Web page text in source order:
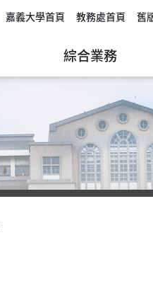
嘉義大學首頁 教務處首頁 舊
綜合業務